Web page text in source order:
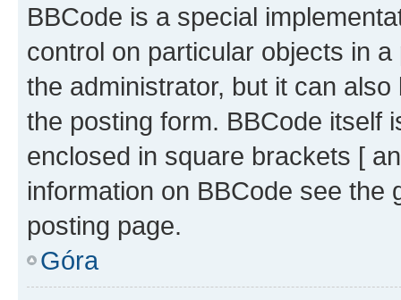
BBCode is a special
control on particular objects in
the administrator, but it can
the posting form. BBCode itself
enclosed in square brackets [
information on BBCode see
posting page.
Góra